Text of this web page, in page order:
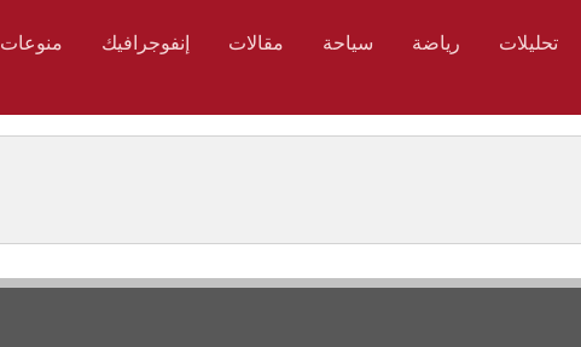
تحليلات رياضة سياحة مقالات إنفوجرافيك منوعات